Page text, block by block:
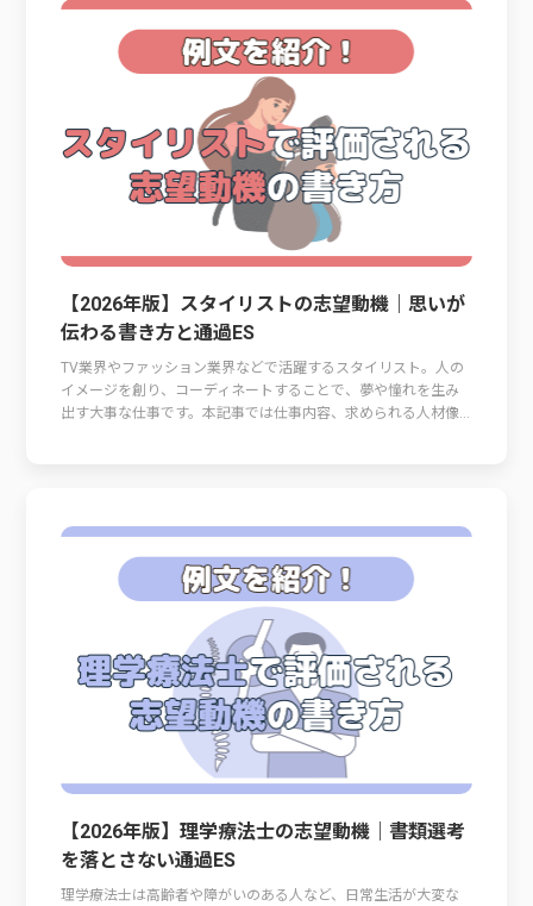
【2026年版】スタイリストの志望動機｜思いが
伝わる書き方と通過ES
TV業界やファッション業界などで活躍するスタイリスト。人の
イメージを創り、コーディネートすることで、夢や憧れを生み
出す大事な仕事です。本記事では仕事内容、求められる人材像...
【2026年版】理学療法士の志望動機｜書類選考
を落とさない通過ES
理学療法士は高齢者や障がいのある人など、日常生活が大変な